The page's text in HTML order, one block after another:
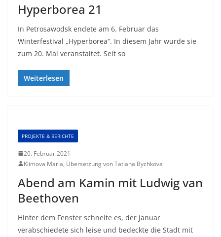
Hyperborea 21
In Petrosawodsk endete am 6. Februar das
Winterfestival „Hyperborea“. In diesem Jahr wurde sie
zum 20. Mal veranstaltet. Seit so
Weiterlesen
PROJEKTE & BERICHTE
20. Februar 2021
Klimova Maria, Übersetzung von Tatiana Bychkova
Abend am Kamin mit Ludwig van
Beethoven
Hinter dem Fenster schneite es, der Januar
verabschiedete sich leise und bedeckte die Stadt mit